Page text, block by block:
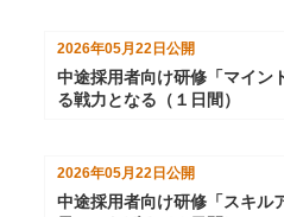
2026年05月22日 公開
中途採用者向け研修「マイン
る戦力となる（１日間）
2026年05月22日 公開
中途採用者向け研修「スキル